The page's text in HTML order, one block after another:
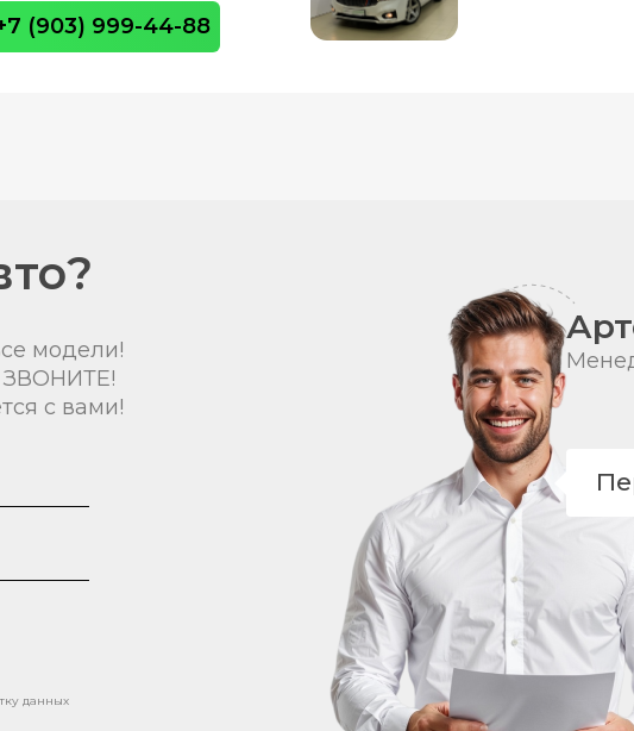
(903) 999-44-88
модели!
ЗВОНИТЕ!
с вами!
данных